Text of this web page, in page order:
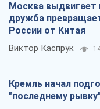
Москва выдвигает
дружба
России от Китая
Виктор Каспрук
Кремль начал
"последнему рывку"